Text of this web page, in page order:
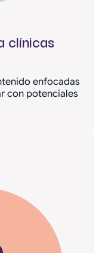
clínicas
enfocadas
con potenciales